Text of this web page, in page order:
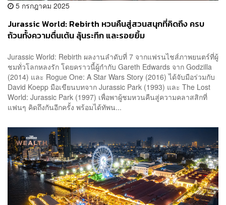
5 กรกฎาคม 2025
Jurassic World: Rebirth หวนคืนสู่สวนสนุกที่คิดถึง ครบ
ถ้วนทั้งความตื่นเต้น ลุ้นระทึก และรอยยิ้ม
Jurassic World: Rebirth ผลงานลำดับที่ 7 จากแฟรนไชส์ภาพยนตร์ที่ผู้
ชมทั่วโลกหลงรัก โดยคราวนี้ผู้กำกับ Gareth Edwards จาก Godzilla
(2014) และ Rogue One: A Star Wars Story (2016) ได้จับมือร่วมกับ
David Koepp มือเขียนบทจาก Jurassic Park (1993) และ The Lost
World: Jurassic Park (1997) เพื่อพาผู้ชมหวนคืนสู่ความคลาสสิกที่
แฟนๆ คิดถึงกันอีกครั้ง พร้อมได้ทัพน...